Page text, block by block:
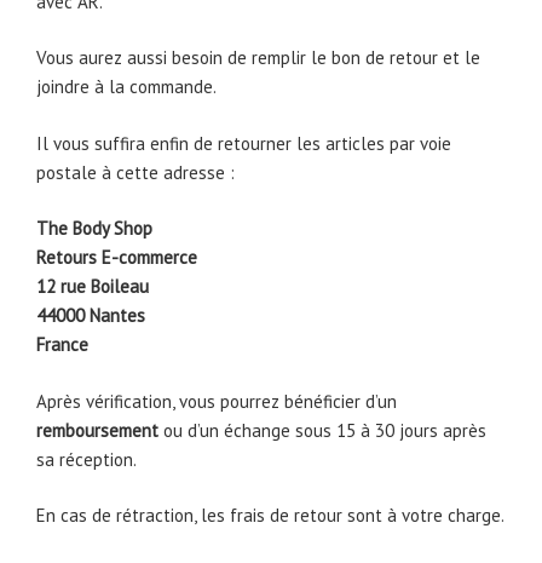
Vous aurez aussi besoin de remplir le bon de retour et le
joindre à la commande.
Il vous suffira enfin de retourner les articles par voie
postale à cette adresse :
The Body Shop
Retours E-commerce
12 rue Boileau
44000 Nantes
France
Après vérification, vous pourrez bénéficier d’un
remboursement ou d’un échange sous 15 à 30 jours après
sa réception.
En cas de rétraction, les frais de retour sont à votre charge.